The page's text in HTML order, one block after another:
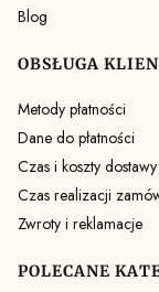
Blog
OBSŁUGA
Metody płatności
Dane do płatności
Czas i koszty dostawy
Czas realizacji
Zwroty i reklamacje
POLECANE